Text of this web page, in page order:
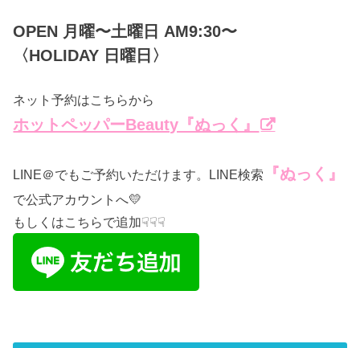
OPEN 月曜〜土曜日 AM9:30〜
〈HOLIDAY 日曜日〉
ネット予約はこちらから
ホットペッパーBeauty『ぬっく』
LINE＠でもご予約いただけます。LINE検索 『ぬっく』
で公式アカウントへ💛
もしくはこちらで追加☟☟☟